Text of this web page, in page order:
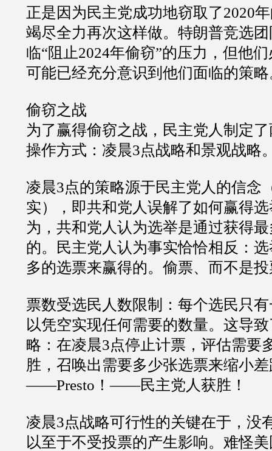
正是因为民主党成功地窃取了2020
竭尽全力再次这样做。特朗普竞选
临“阻止2024年偷窃”的压力，但他
可能已经充分意识到他们面临的策
偷窃之战
为了赢得偷窃之战，民主党人制定
操作方式：凌晨3点战略和景观战略
凌晨3点的策略源于民主党人的信念
实），即共和党人误解了如何赢得
为，共和党人认为选举是通过获得
的。民主党人认为事实恰恰相反：
多的选票来赢得的。偷票、而不是
票数受选民人数限制：每个选民只
以凭空实现任何需要的数量。这导
略：在凌晨3点停止计票，评估需要
胜，召唤出需要多少张选票来缩小
——Presto！——民主党人获胜！
凌晨3点战略可行性的关键在于，没
以至于不受投票的产生影响。难怪